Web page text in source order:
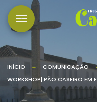
INÍCIO COMUNICAÇÃO
WORKSHOP| PÃO CASEIRO EM